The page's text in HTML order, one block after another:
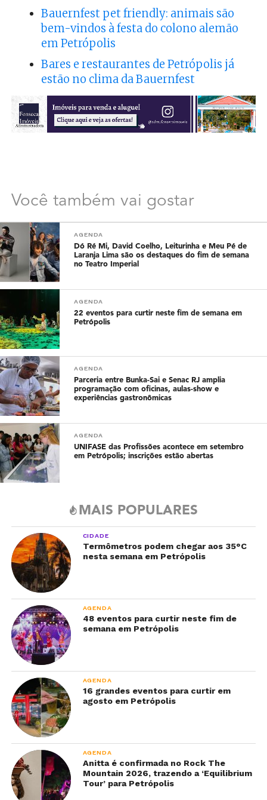
Bauernfest pet friendly: animais são
bem-vindos à festa do colono alemão
em Petrópolis
Bares e restaurantes de Petrópolis já
estão no clima da Bauernfest
Você também vai gostar
AGENDA
Dó Ré Mi, David Coelho, Leiturinha e Meu Pé de
Laranja Lima são os destaques do fim de semana
no Teatro Imperial
AGENDA
22 eventos para curtir neste fim de semana em
Petrópolis
AGENDA
Parceria entre Bunka-Sai e Senac RJ amplia
programação com oficinas, aulas-show e
experiências gastronômicas
AGENDA
UNIFASE das Profissões acontece em setembro
em Petrópolis; inscrições estão abertas
MAIS POPULARES
CIDADE
Termômetros podem chegar aos 35°C
nesta semana em Petrópolis
AGENDA
48 eventos para curtir neste fim de
semana em Petrópolis
AGENDA
16 grandes eventos para curtir em
agosto em Petrópolis
AGENDA
Anitta é confirmada no Rock The
Mountain 2026, trazendo a ‘Equilibrium
Tour’ para Petrópolis